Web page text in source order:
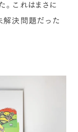
。これはまさに
解決問題だった